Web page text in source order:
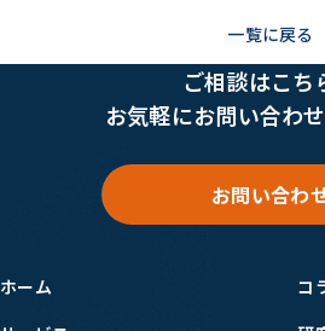
一覧に戻る
ホーム
コ
ご相談はこち
お気軽にお問い合わ
お問い合わ